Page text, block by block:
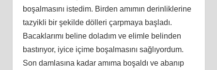
boşalmasını istedim. Birden amımın derinliklerine
tazyikli bir şekilde dölleri çarpmaya başladı.
Bacaklarımı beline doladım ve elimle belinden
bastırıyor, iyice içime boşalmasını sağlıyordum.
Son damlasına kadar amıma boşaldı ve abanıp